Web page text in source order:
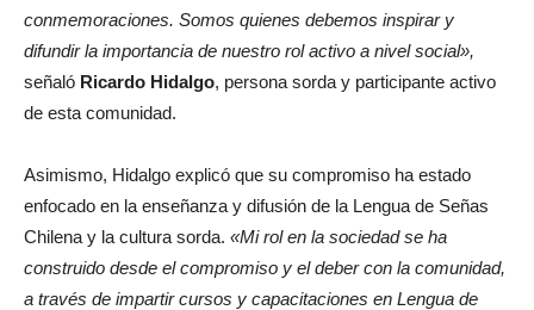
conmemoraciones. Somos quienes debemos inspirar y
difundir la importancia de nuestro rol activo a nivel social»,
señaló Ricardo Hidalgo, persona sorda y participante activo
de esta comunidad.
Asimismo, Hidalgo explicó que su compromiso ha estado
enfocado en la enseñanza y difusión de la Lengua de Señas
Chilena y la cultura sorda. «Mi rol en la sociedad se ha
construido desde el compromiso y el deber con la comunidad,
a través de impartir cursos y capacitaciones en Lengua de